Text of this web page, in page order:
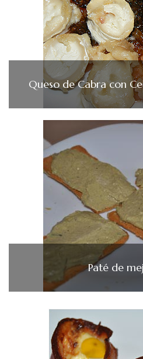
Queso de Cabra con
Paté de